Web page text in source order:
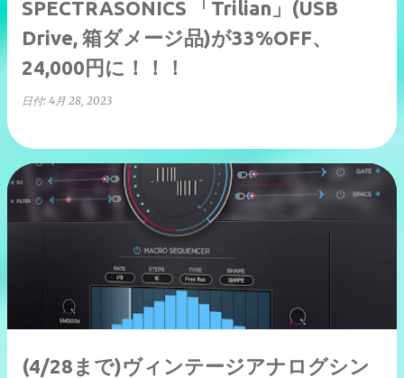
SPECTRASONICS 「Trilian」(USB
Drive, 箱ダメージ品)が33%OFF、
24,000円に！！！
日付: 4月 28, 2023
(4/28まで)ヴィンテージアナログシン